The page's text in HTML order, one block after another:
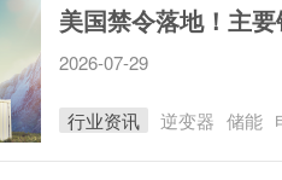
美国禁令落地！主
2026-07-29
行业资讯 逆变器 储能